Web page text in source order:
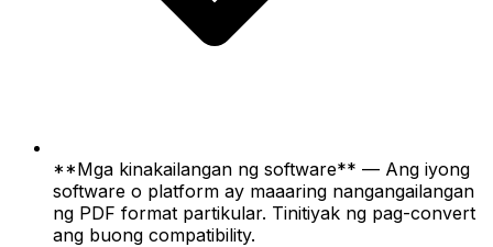
**Mga kinakailangan ng software** — Ang iyong
software o platform ay maaaring nangangailangan
ng PDF format partikular. Tinitiyak ng pag-convert
ang buong compatibility.